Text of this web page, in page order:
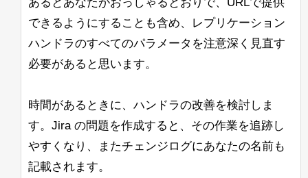
できるようにすることも含め、レプリケーション
ハンドラのすべてのパラメータを注意深く見直す
必要があると思います。
時間があるときに、ハンドラの改善を検討しま
す。Jira の問題を作成すると、その作業を追跡し
やすくなり、またチェンジログにあなたの名前も
記載されます。